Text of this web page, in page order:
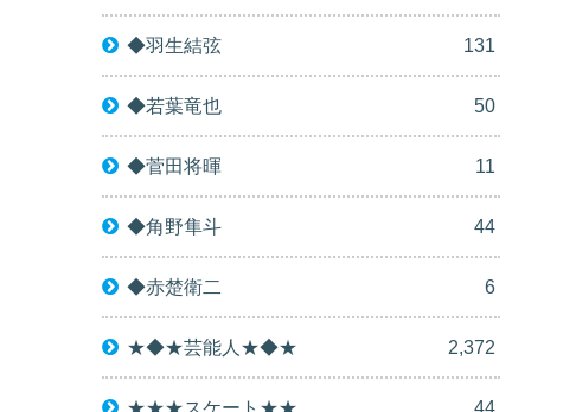
◆羽生結弦 131
◆若葉竜也 50
◆菅田将暉 11
◆角野隼斗 44
◆赤楚衛二 6
★◆★芸能人★◆★ 2,372
★★★スケート★★ 44